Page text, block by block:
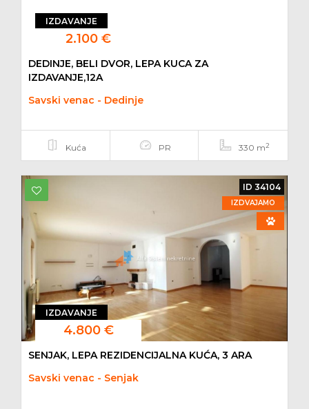
IZDAVANJE
2.100 €
DEDINJE, BELI DVOR, LEPA KUCA ZA
IZDAVANJE,12A
Savski venac - Dedinje
Kuća PR 330 m2
IZDAVANJE
4.800 €
ID 34104
IZDVAJAMO
SENJAK, LEPA REZIDENCIJALNA KUĆA, 3 ARA
Savski venac - Senjak